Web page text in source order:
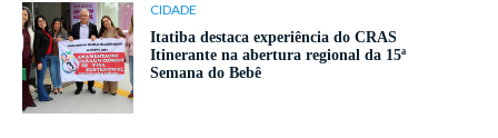
CIDADE
Itatiba destaca experiência do CRAS
Itinerante na abertura regional da 15ª
Semana do Bebê